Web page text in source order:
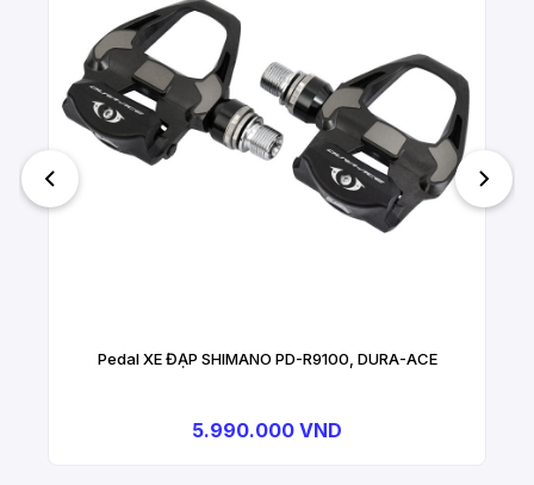
Pedal XE ĐẠP SHIMANO PD-R9100, DURA-ACE
5.990.000 VND